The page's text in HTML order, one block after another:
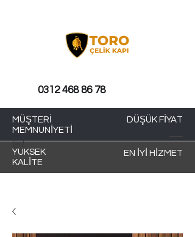
MÜŞTERİ
MEMNUNİYETİ
DÜŞÜK FİYAT
YÜKSEK
KALİTE
EN İYİ HİZMET
0312 468 86 78